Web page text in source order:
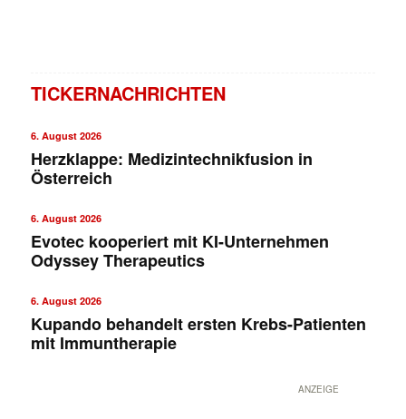
TICKERNACHRICHTEN
6. August 2026
Herzklappe: Medizintechnikfusion in
Österreich
6. August 2026
Evotec kooperiert mit KI-Unternehmen
Odyssey Therapeutics
6. August 2026
Kupando behandelt ersten Krebs-Patienten
mit Immuntherapie
ANZEIGE